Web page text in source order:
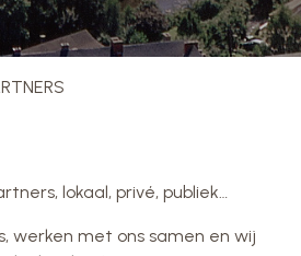
lokaal, privé, publiek…
werken met ons samen en wij